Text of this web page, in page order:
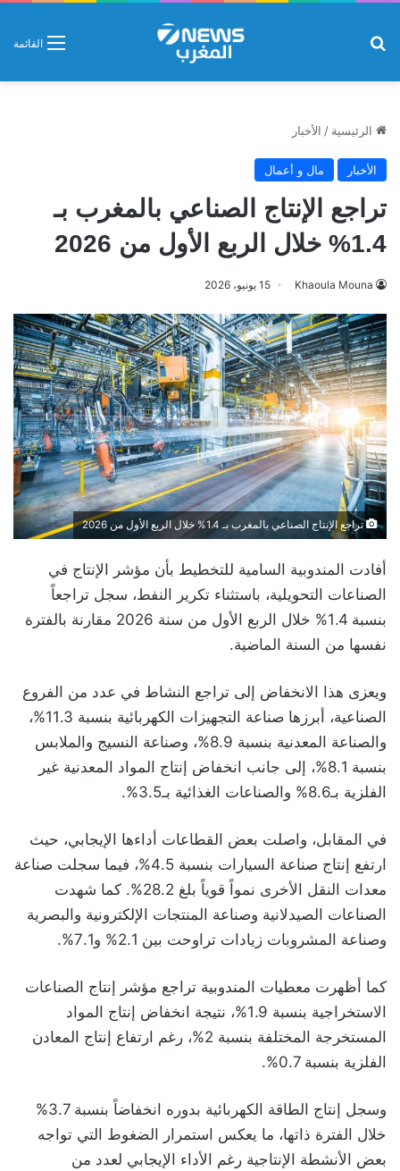
القائمة
الرئيسية / الأخبار
الأخبار مال و أعمال
تراجع الإنتاج الصناعي بالمغرب بـ
1.4% خلال الربع الأول من 2026
Khaoula Mouna 15 يونيو، 2026
تراجع الإنتاج الصناعي بالمغرب بـ 1.4% خلال الربع الأول من 2026
أفادت المندوبية السامية للتخطيط بأن مؤشر الإنتاج في
الصناعات التحويلية، باستثناء تكرير النفط، سجل تراجعاً
بنسبة 1.4% خلال الربع الأول من سنة 2026 مقارنة بالفترة
نفسها من السنة الماضية.
ويعزى هذا الانخفاض إلى تراجع النشاط في عدد من الفروع
الصناعية، أبرزها صناعة التجهيزات الكهربائية بنسبة 11.3%،
والصناعة المعدنية بنسبة 8.9%، وصناعة النسيج والملابس
بنسبة 8.1%، إلى جانب انخفاض إنتاج المواد المعدنية غير
الفلزية بـ8.6% والصناعات الغذائية بـ3.5%.
في المقابل، واصلت بعض القطاعات أداءها الإيجابي، حيث
ارتفع إنتاج صناعة السيارات بنسبة 4.5%، فيما سجلت صناعة
معدات النقل الأخرى نمواً قوياً بلغ 28.2%. كما شهدت
الصناعات الصيدلانية وصناعة المنتجات الإلكترونية والبصرية
وصناعة المشروبات زيادات تراوحت بين 2.1% و7.1%.
كما أظهرت معطيات المندوبية تراجع مؤشر إنتاج الصناعات
الاستخراجية بنسبة 1.9%، نتيجة انخفاض إنتاج المواد
المستخرجة المختلفة بنسبة 2%، رغم ارتفاع إنتاج المعادن
الفلزية بنسبة 0.7%.
وسجل إنتاج الطاقة الكهربائية بدوره انخفاضاً بنسبة 3.7%
خلال الفترة ذاتها، ما يعكس استمرار الضغوط التي تواجه
بعض الأنشطة الإنتاجية رغم الأداء الإيجابي لعدد من